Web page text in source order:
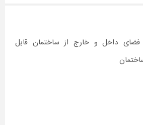
داخل و خارج از ساختمان قابل